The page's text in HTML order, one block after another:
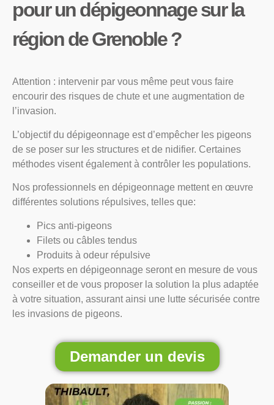
pour un dépigeonnage sur la
région de Grenoble ?
Attention : intervenir par vous même peut vous faire
encourir des risques de chute et une augmentation de
l’invasion.
L’objectif du dépigeonnage est d’empêcher les pigeons
de se poser sur les structures et de nidifier. Certaines
méthodes visent également à contrôler les populations.
Nos professionnels en dépigeonnage mettent en œuvre
différentes solutions répulsives, telles que:
Pics anti-pigeons
Filets ou câbles tendus
Produits à odeur répulsive
Nos experts en dépigeonnage seront en mesure de vous
conseiller et de vous proposer la solution la plus adaptée
à votre situation, assurant ainsi une lutte sécurisée contre
les invasions de pigeons.
Demander un devis